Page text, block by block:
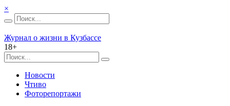
×
Журнал о жизни в Кузбассе
18+
Новости
Чтиво
Фоторепортажи